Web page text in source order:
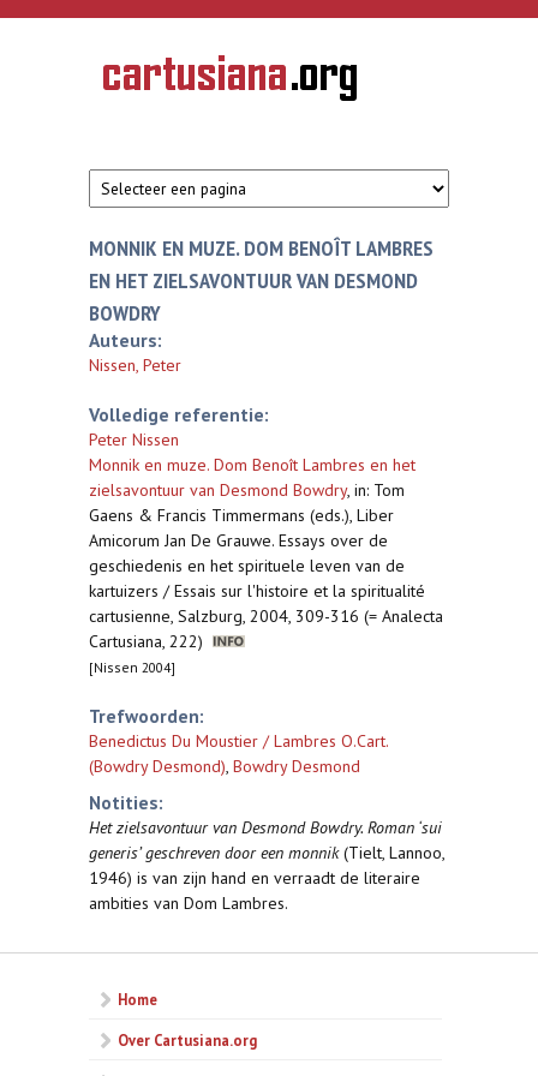
Overslaan en naar de inhoud gaan
CARTUSIANA
Geschiedenis
van de
MONNIK EN MUZE. DOM BENOÎT LAMBRES
EN HET ZIELSAVONTUUR VAN DESMOND
BOWDRY
Auteurs:
Nissen, Peter
Volledige referentie:
Peter Nissen
Monnik en muze. Dom Benoît Lambres en het
zielsavontuur van Desmond Bowdry, in: Tom
Gaens & Francis Timmermans (eds.), Liber
Amicorum Jan De Grauwe. Essays over de
geschiedenis en het spirituele leven van de
kartuizers / Essais sur l'histoire et la spiritualité
cartusienne, Salzburg, 2004, 309-316 (= Analecta
Cartusiana, 222)
[Nissen 2004]
Trefwoorden:
Benedictus Du Moustier / Lambres O.Cart.
(Bowdry Desmond), Bowdry Desmond
Notities:
Het zielsavontuur van Desmond Bowdry. Roman ‘sui
generis’ geschreven door een monnik(Tielt, Lannoo,
1946) is van zijn hand en verraadt de literaire
ambities van Dom Lambres.
Home
Over Cartusiana.org